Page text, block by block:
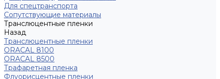
Для спецтранспорта
Сопутствующие материалы
Транслюцентные пленки
Назад
Транслюцентные пленки
ORACAL 8100
ORACAL 8500
Трафаретная пленка
Флуорисцентные пленки